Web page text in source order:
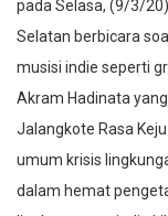
Selatan berbicara
musisi indie seperti
Akram Hadinata
Jalangkote Rasa
umum krisis
dalam hemat
lingkungan terjadi